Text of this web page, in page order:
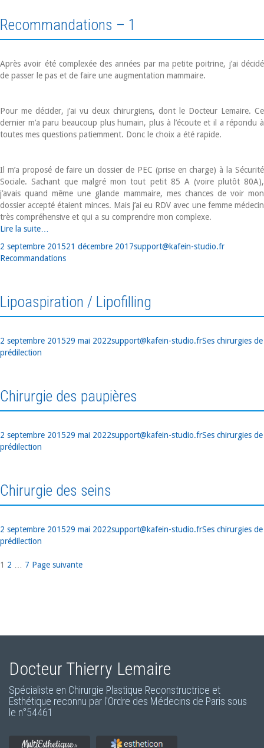
Recommandations – 1
Après avoir été complexée des années par ma petite poitrine, j’ai décidé
de passer le pas et de faire une augmentation mammaire.
Pour me décider, j’ai vu deux chirurgiens, dont le Docteur Lemaire. Ce
dernier m’a paru beaucoup plus humain, plus à l’écoute et il a répondu à
toutes mes questions patiemment. Donc le choix a été rapide.
Il m’a proposé de faire un dossier de PEC (prise en charge) à la Sécurité
Sociale. Sachant que malgré mon tout petit 85 A (voire plutôt 80A),
j’avais quand même une glande mammaire, mes chances de voir mon
dossier accepté étaient minces. Mais j’ai eu RDV avec une femme médecin
très compréhensive et qui a su comprendre mon complexe.
Lire la suite…
Publié
le
2 septembre 201521 décembre 2017Auteur
support@kafein-studio.frCatégories
Recommandations
Lipoaspiration / Lipofilling
Publié
le
2 septembre 201529 mai 2022Auteur
support@kafein-studio.frCatégories
Ses chirurgies de
prédilection
Chirurgie des paupières
Publié
le
2 septembre 201529 mai 2022Auteur
support@kafein-studio.frCatégories
Ses chirurgies de
prédilection
Chirurgie des seins
Publié
le
2 septembre 201529 mai 2022Auteur
support@kafein-studio.frCatégories
Ses chirurgies de
prédilection
Page
1 Page
2 Page
7 Page suivante
Docteur Thierry Lemaire
Spécialiste en Chirurgie Plastique Reconstructrice et
Esthétique reconnu par l'Ordre des Médecins de Paris sous
le n°54461